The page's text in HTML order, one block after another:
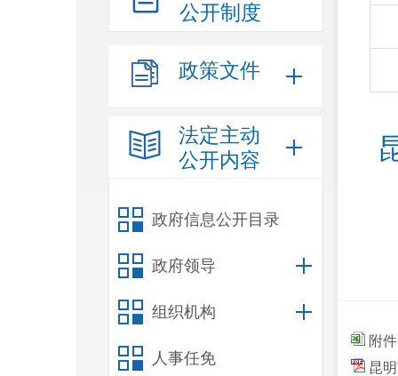
公开制度
政策文件
法定主动
公开内容
政府信息公开目录
政府领导
组织机构
人事任免
附
昆